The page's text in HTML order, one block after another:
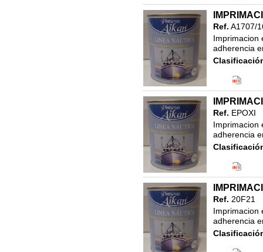
Ref. A1707/
Imprimacion
adherencia
Ref. EPOXI
Imprimacion
adherencia
Ref. 20F21
Imprimacion
adherencia